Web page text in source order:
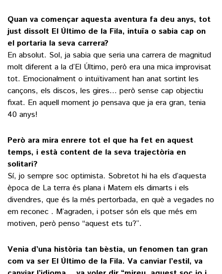
Quan va començar aquesta aventura fa deu anys, tot
just dissolt El Último de la Fila, intuïa o sabia cap on
el portaria la seva carrera?
En absolut. Sol, ja sabia que seria una carrera de magnitud
molt diferent a la d’El Último, però era una mica improvisat
tot. Emocionalment o intuïtivament han anat sortint les
cançons, els discos, les gires… però sense cap objectiu
fixat. En aquell moment jo pensava que ja era gran, tenia
40 anys!
Però ara mira enrere tot el que ha fet en aquest
temps, i està content de la seva trajectòria en
solitari?
Sí, jo sempre soc optimista. Sobretot hi ha els d’aquesta
època de La terra és plana i Matem els dimarts i els
divendres, que és la més pertorbada, en què a vegades no
em reconec . M’agraden, i potser són els que més em
motiven, però penso “aquest ets tu?”.
Venia d’una història tan bèstia, un fenomen tan gran
com va ser El Último de la Fila. Va canviar l’estil, va